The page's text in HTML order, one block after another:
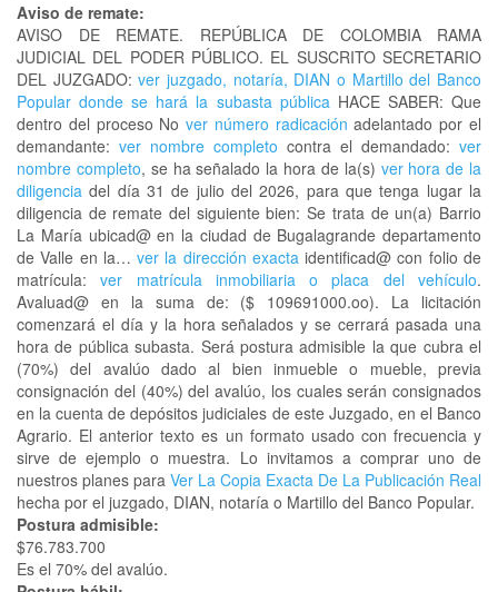
Aviso de remate:
AVISO DE REMATE. REPÚBLICA DE COLOMBIA RAMA
JUDICIAL DEL PODER PÚBLICO. EL SUSCRITO SECRETARIO
DEL JUZGADO: ver juzgado, notaría, DIAN o Martillo del Banco
Popular donde se hará la subasta públicaHACE SABER: Que
dentro del proceso Nover número radicación adelantado por el
demandante: ver nombre completo contra el demandado: ver
nombre completo, se ha señalado la hora de la(s) ver hora de la
diligencia del día 31 de julio del 2026, para que tenga lugar la
diligencia de remate del siguiente bien: Se trata de un(a) Barrio
La María ubicad@ en la ciudad de Bugalagrande departamento
de Valle en la…ver la dirección exactaidentificad@ con folio de
matrícula:ver matrícula inmobiliaria o placa del vehículo.
Avaluad@ en la suma de: ($ 109691000.oo). La licitación
comenzará el día y la hora señalados y se cerrará pasada una
hora de pública subasta. Será postura admisible la que cubra el
(70%) del avalúo dado al bien inmueble o mueble, previa
consignación del (40%) del avalúo, los cuales serán consignados
en la cuenta de depósitos judiciales de este Juzgado, en el Banco
Agrario. El anterior texto es un formato usado con frecuencia y
sirve de ejemplo o muestra. Lo invitamos a comprar uno de
nuestros planes para Ver La Copia Exacta De La Publicación Real
hecha por el juzgado, DIAN, notaría o Martillo del Banco Popular.
Postura admisible:
$76.783.700
Es el 70% del avalúo.